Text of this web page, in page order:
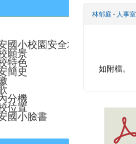
國小校園安全地圖
願景
特色
簡史
分機
位置
國小臉書
林郁庭 - 人事室
如附檔。